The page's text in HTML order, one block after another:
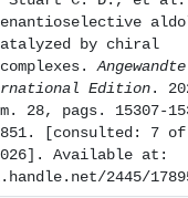
by chiral
Angewandte
Edition .
28, pags. 15307-
[consulted: 7 of
Available at:
2445/